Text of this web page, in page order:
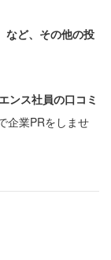
ど、その他の投
ンス社員の口コミ
企業PRをしませ